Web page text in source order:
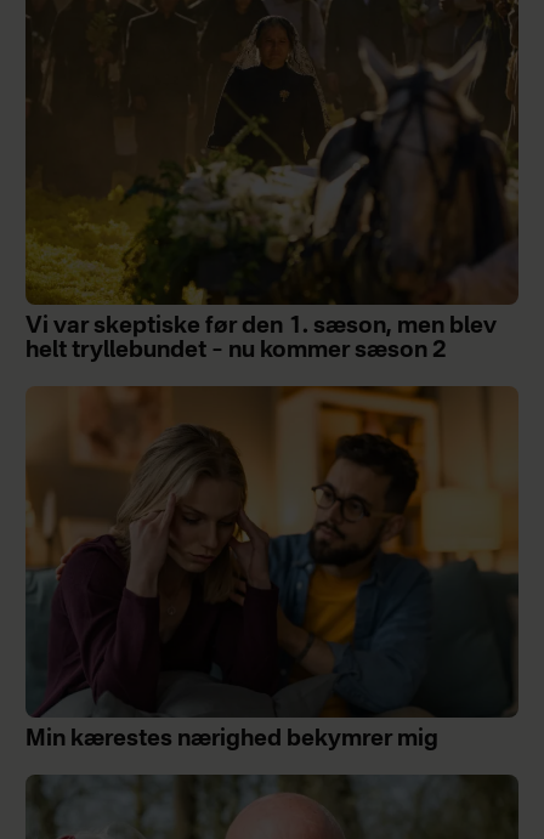
Vi var skeptiske før den 1. sæson, men blev
helt tryllebundet – nu kommer sæson 2
Min kærestes nærighed bekymrer mig